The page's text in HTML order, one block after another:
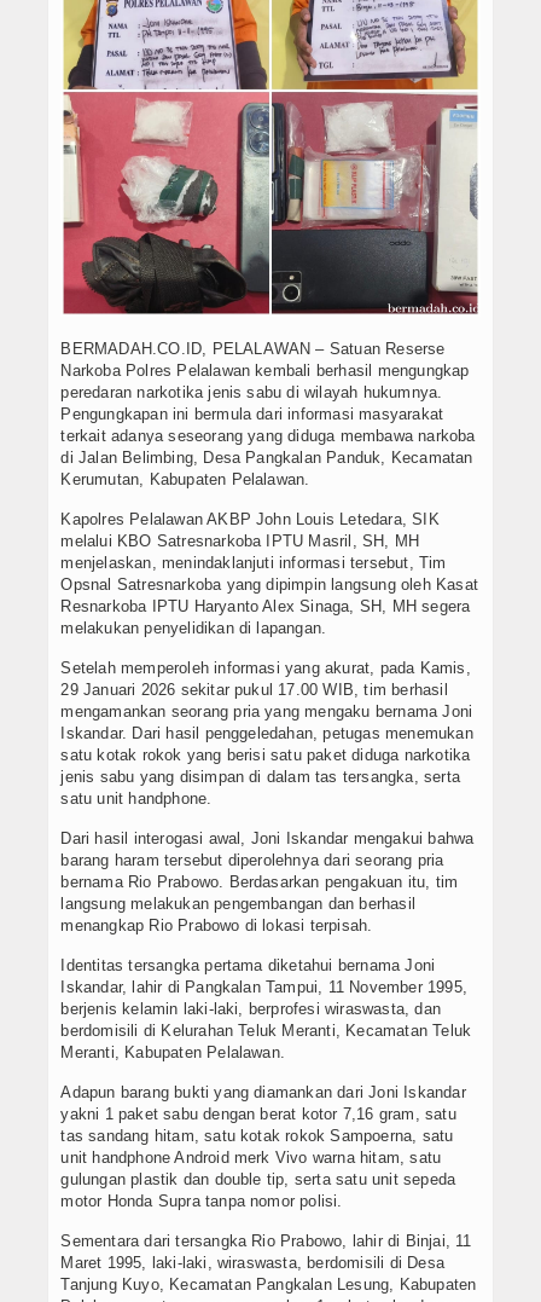
Olahraga
BERMADAH.CO.ID, PELALAWAN – Satuan Reserse
Narkoba Polres Pelalawan kembali berhasil mengungkap
peredaran narkotika jenis sabu di wilayah hukumnya.
Pengungkapan ini bermula dari informasi masyarakat
terkait adanya seseorang yang diduga membawa narkoba
di Jalan Belimbing, Desa Pangkalan Panduk, Kecamatan
Kerumutan, Kabupaten Pelalawan.
Kapolres Pelalawan AKBP John Louis Letedara, SIK
melalui KBO Satresnarkoba IPTU Masril, SH, MH
menjelaskan, menindaklanjuti informasi tersebut, Tim
Opsnal Satresnarkoba yang dipimpin langsung oleh Kasat
Resnarkoba IPTU Haryanto Alex Sinaga, SH, MH segera
melakukan penyelidikan di lapangan.
Setelah memperoleh informasi yang akurat, pada Kamis,
29 Januari 2026 sekitar pukul 17.00 WIB, tim berhasil
mengamankan seorang pria yang mengaku bernama Joni
Iskandar. Dari hasil penggeledahan, petugas menemukan
satu kotak rokok yang berisi satu paket diduga narkotika
jenis sabu yang disimpan di dalam tas tersangka, serta
satu unit handphone.
Dari hasil interogasi awal, Joni Iskandar mengakui bahwa
barang haram tersebut diperolehnya dari seorang pria
bernama Rio Prabowo. Berdasarkan pengakuan itu, tim
langsung melakukan pengembangan dan berhasil
menangkap Rio Prabowo di lokasi terpisah.
Identitas tersangka pertama diketahui bernama Joni
Iskandar, lahir di Pangkalan Tampui, 11 November 1995,
berjenis kelamin laki-laki, berprofesi wiraswasta, dan
berdomisili di Kelurahan Teluk Meranti, Kecamatan Teluk
Meranti, Kabupaten Pelalawan.
Adapun barang bukti yang diamankan dari Joni Iskandar
yakni 1 paket sabu dengan berat kotor 7,16 gram, satu
tas sandang hitam, satu kotak rokok Sampoerna, satu
unit handphone Android merk Vivo warna hitam, satu
gulungan plastik dan double tip, serta satu unit sepeda
motor Honda Supra tanpa nomor polisi.
Sementara dari tersangka Rio Prabowo, lahir di Binjai, 11
Maret 1995, laki-laki, wiraswasta, berdomisili di Desa
Tanjung Kuyo, Kecamatan Pangkalan Lesung, Kabupaten